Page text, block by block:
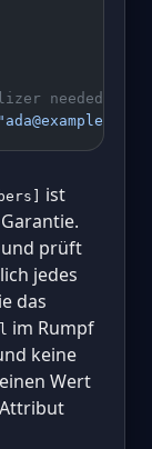
needed
"ada@example.com"
ist
und prüft
jedes
das
im Rumpf
keine
Wert